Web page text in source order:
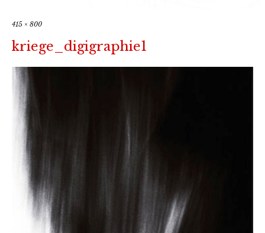
415 × 800
kriege_digigraphie1